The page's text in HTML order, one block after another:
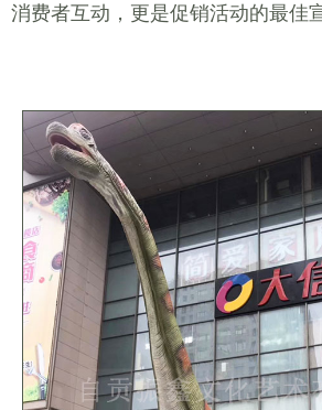
消费者互动，更是促销活动的最佳